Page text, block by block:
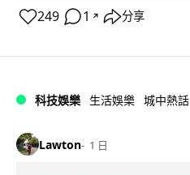
249 1 ↗ 分享
科技娛樂 生活娛樂 城中熱話
Lawton 1 日